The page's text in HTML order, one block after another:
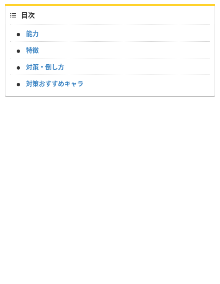
目次
能力
特徴
対策・倒し方
対策おすすめキャラ